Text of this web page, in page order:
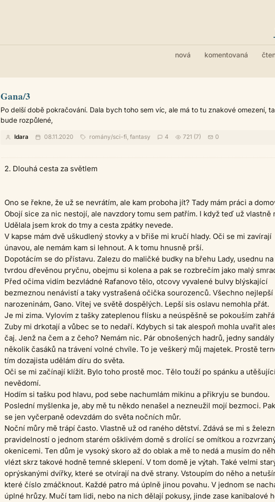
nová komentovaná
Gana/3
Po delší době pokračování. Dala bych toho sem víc, ale má to tu znakové omezení,
bude rozpůlené,
Idara 08.11.2020 romány/sci-fi, fantasy 4 721 (7) 0
2. Dlouhá cesta za světlem
Ono se řekne, že už se nevrátím, ale kam proboha jít? Tady mám práci a
Obojí sice za nic nestojí, ale navzdory tomu sem patřím. I když teď už vlastně
Udělala jsem krok do tmy a cesta zpátky nevede.
V kapse mám dvě uškudlený stovky a v břiše mi kručí hlady. Oči se mi zavírají
únavou, ale nemám kam si lehnout. A k tomu hnusně prší.
Dopotácím se do přístavu. Zalezu do maličké budky na břehu Lady, usednu na
tvrdou dřevěnou pryčnu, obejmu si kolena a pak se rozbrečím jako malý
Před očima vidím bezvládné Rafanovo tělo, otcovy vyvalené bulvy blýskající
bezmeznou nenávistí a taky vystrašená očička sourozenců. Všechno nejlepší
narozeninám, Gano. Vítej ve světě dospělých. Lepší sis oslavu nemohla přát.
Je mi zima. Vylovím z tašky zateplenou flísku a neúspěšně se pokouším
Zuby mi drkotají a vůbec se to nedaří. Kdybych si tak alespoň mohla uvařit
čaj. Jenž na čem a z čeho? Nemám nic. Pár obnošených hadrů, jedny sandály
několik časáků na trávení volné chvíle. To je veškerý můj majetek. Prostě
tím dozajista udělám díru do světa.
Oči se mi začínají klížit. Bylo toho prostě moc. Tělo touží po spánku a
nevědomí.
Hodím si tašku pod hlavu, pod sebe nachumlám mikinu a přikryju se bundou.
Poslední myšlenka je, aby mě tu někdo nenašel a nezneužil mojí bezmoci.
se jen vyčerpaně odevzdám do světa nočních můr.
Noční můry mě trápí často. Vlastně už od raného dětství. Zdává se mi s
pravidelností o jednom starém ošklivém domě s drolící se omítkou a
okenicemi. Ten dům je vysoký skoro až do oblak a mě to nedá a musím do
vlézt skrz takové hodně temné sklepení. V tom domě je výtah. Také velmi
oprýskanými dvířky, které se otvírají na dvě strany. Vstoupím do něho a
které číslo zmáčknout. Každé patro má úplně jinou povahu. V jednom se
úplné hrůzy. Mučí tam lidi, nebo na nich dělají pokusy, jinde zase kanibalové